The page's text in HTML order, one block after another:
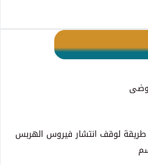
لوقف انتشار فيروس الهربس